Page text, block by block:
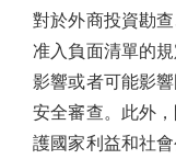
對於外商投資勘
准入負面清單的
影響或者可能影
安全審查。此外
護國家利益和社